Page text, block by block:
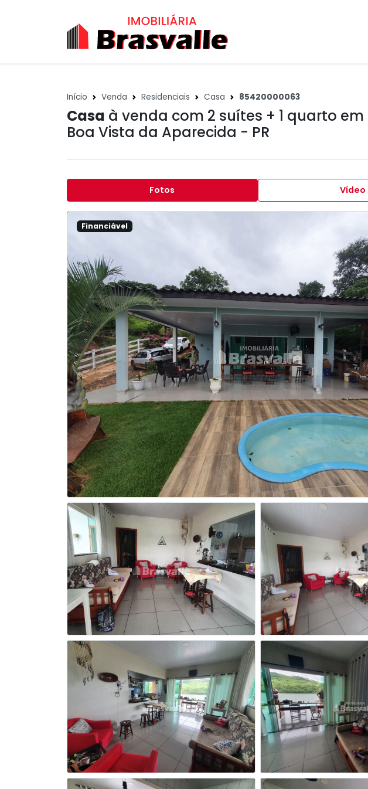
Início Venda Residenciais Casa 85420000063
Casa à venda com 2 suítes + 1 quarto em
Boa Vista da Aparecida - PR
Fotos Vídeo
Financiável